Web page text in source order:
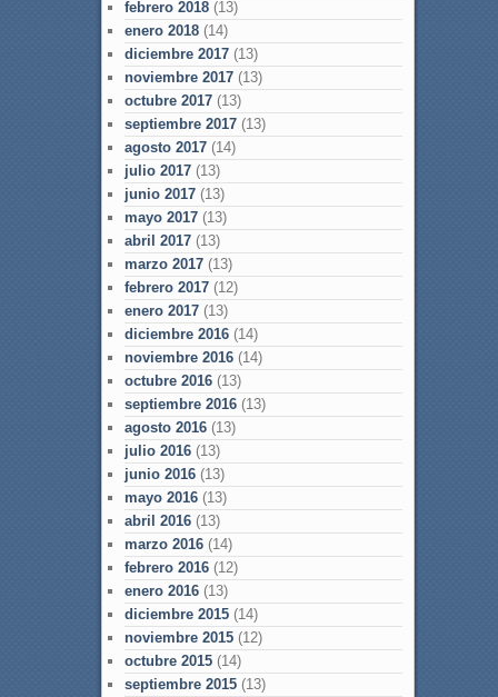
febrero 2018(13)
enero 2018(14)
diciembre 2017(13)
noviembre 2017(13)
octubre 2017(13)
septiembre 2017(13)
agosto 2017(14)
julio 2017(13)
junio 2017(13)
mayo 2017(13)
abril 2017(13)
marzo 2017(13)
febrero 2017(12)
enero 2017(13)
diciembre 2016(14)
noviembre 2016(14)
octubre 2016(13)
septiembre 2016(13)
agosto 2016(13)
julio 2016(13)
junio 2016(13)
mayo 2016(13)
abril 2016(13)
marzo 2016(14)
febrero 2016(12)
enero 2016(13)
diciembre 2015(14)
noviembre 2015(12)
octubre 2015(14)
septiembre 2015(13)